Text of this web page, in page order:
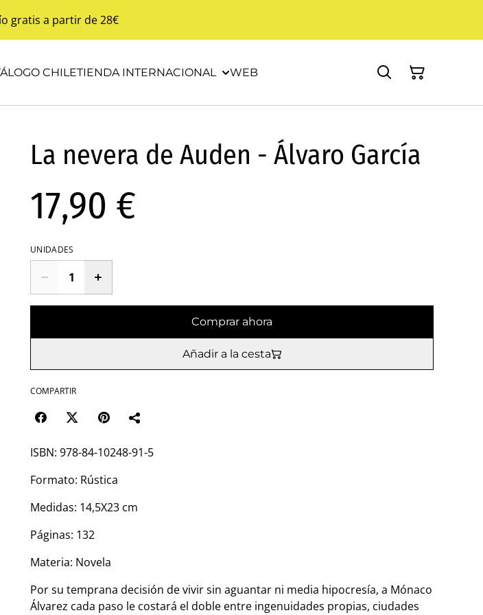
gratis a partir de 28€
CHILETIENDA INTERNACIONAL WEB
La nevera de Auden - Álvaro García
17,90 €
UNIDADES
Comprar ahora
Añadir a la cesta
COMPARTIR
ISBN: 978-84-10248-91-5
Formato: Rústica
Medidas: 14,5X23 cm
Páginas: 132
Materia: Novela
Por su temprana decisión de vivir sin aguantar ni media hipocresía, a Mónaco
Álvarez cada paso le costará el doble entre ingenuidades propias, ciudades